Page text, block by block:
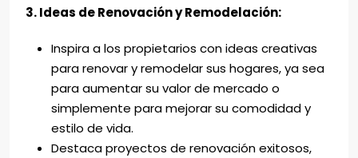
3. Ideas de Renovación y Remodelación:
Inspira a los propietarios con ideas creativas
para renovar y remodelar sus hogares, ya sea
para aumentar su valor de mercado o
simplemente para mejorar su comodidad y
estilo de vida.
Destaca proyectos de renovación exitosos,